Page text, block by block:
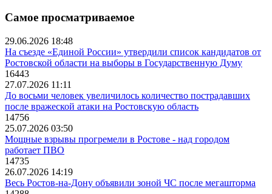
Самое просматриваемое
29.06.2026 18:48
На съезде «Единой России» утвердили список кандидатов от
Ростовской области на выборы в Государственную Думу
16443
27.07.2026 11:11
До восьми человек увеличилось количество пострадавших
после вражеской атаки на Ростовскую область
14756
25.07.2026 03:50
Мощные взрывы прогремели в Ростове - над городом
работает ПВО
14735
26.07.2026 14:19
Весь Ростов-на-Дону объявили зоной ЧС после мегашторма